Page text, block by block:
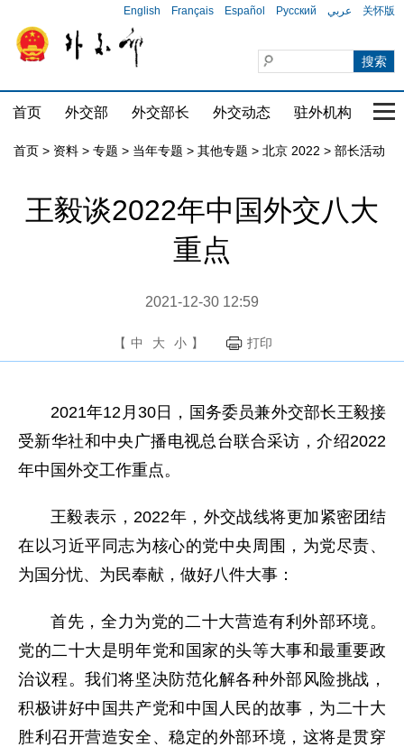
English Français Español Русский عربي 关怀版
首页 外交部 外交部长 外交动态 驻外机构 国
首页 > 资料 > 专题 > 当年专题 > 其他专题 > 北京 2022 > 部长活动
王毅谈2022年中国外交八大
重点
2021-12-30 12:59
【 中 大 小 】 打印
2021年12月30日，国务委员兼外交部长王毅接
受新华社和中央广播电视总台联合采访，介绍2022
年中国外交工作重点。
王毅表示，2022年，外交战线将更加紧密团结
在以习近平同志为核心的党中央周围，为党尽责、
为国分忧、为民奉献，做好八件大事：
首先，全力为党的二十大营造有利外部环境。
党的二十大是明年党和国家的头等大事和最重要政
治议程。我们将坚决防范化解各种外部风险挑战，
积极讲好中国共产党和中国人民的故事，为二十大
胜利召开营造安全、稳定的外部环境，这将是贯穿